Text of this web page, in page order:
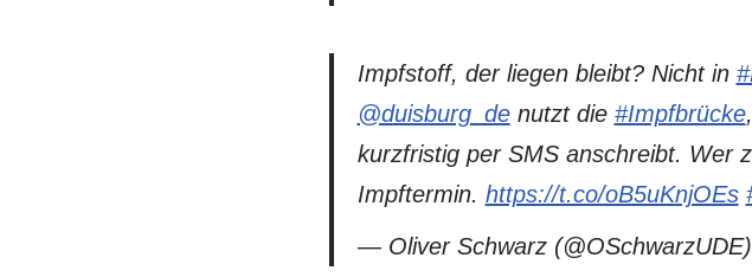
Impfstoff, der liegen bleibt? Nicht in
@duisburg_denutzt die #Impfbrücke
kurzfristig per SMS anschreibt. Wer
Impftermin. https://t.co/oB5uKnjOEs
— Oliver Schwarz (@OSchwarzUDE)